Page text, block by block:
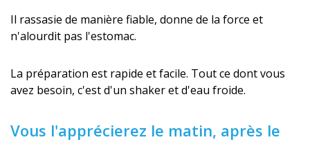
Il rassasie de manière fiable, donne de la force et
n'alourdit pas l'estomac.
La préparation est rapide et facile. Tout ce dont vous
avez besoin, c'est d'un shaker et d'eau froide.
Vous l'apprécierez le matin, après le